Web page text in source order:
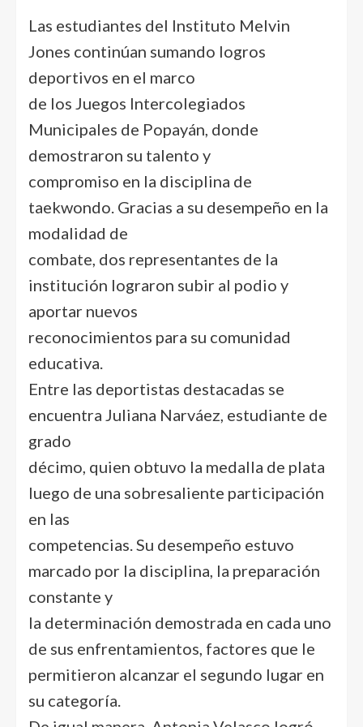
Las estudiantes del Instituto Melvin
Jones continúan sumando logros
deportivos en el marco
de los Juegos Intercolegiados
Municipales de Popayán, donde
demostraron su talento y
compromiso en la disciplina de
taekwondo. Gracias a su desempeño en la
modalidad de
combate, dos representantes de la
institución lograron subir al podio y
aportar nuevos
reconocimientos para su comunidad
educativa.
Entre las deportistas destacadas se
encuentra Juliana Narváez, estudiante de
grado
décimo, quien obtuvo la medalla de plata
luego de una sobresaliente participación
en las
competencias. Su desempeño estuvo
marcado por la disciplina, la preparación
constante y
la determinación demostrada en cada uno
de sus enfrentamientos, factores que le
permitieron alcanzar el segundo lugar en
su categoría.